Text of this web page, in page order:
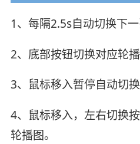
1、每隔2.5s自动切换下一
2、底部按钮切换对应轮播
3、鼠标移入暂停自动切换
4、鼠标移入，左右切换
轮播图。